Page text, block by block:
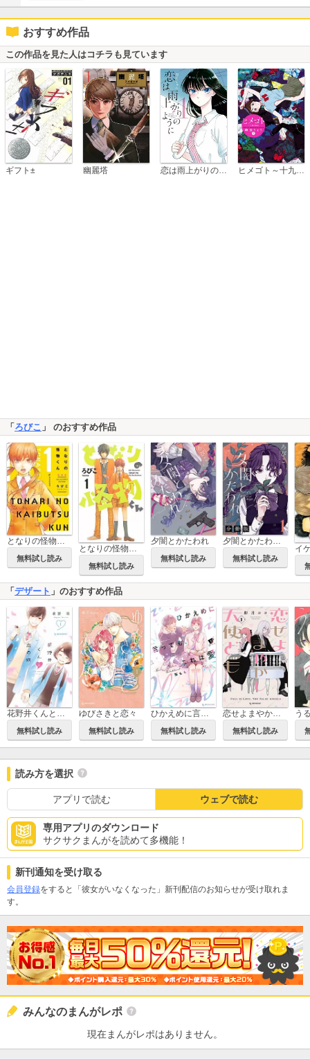
おすすめ作品
この作品を見た人はコチラも見ています
ギフト± 幽麗塔 ヒメゴト～十九歳の制服～
「ろびこ 」 のおすすめ作品
となりの怪物くん愛蔵版
無料試し読み
となりの怪物くん
無料試し読み
夕闇とかたわれ
無料試し読み
夕闇とかたわれ 分冊版
無料試し読み
「 デザート 」のおすすめ作品
無料試し読み
ゆびさきと恋々
無料試し読み 無料試し読み 無料試し読み
読み方を選択
アプリで読む ウェブで読む
専用アプリのダウンロード
サクサクまんがを読めて多機能！
新刊通知を受け取る
会員登録をすると「彼女がいなくなった」新刊配信のお知らせが受け取れま
す。
みんなのまんがレポ
現在まんがレポはありません。